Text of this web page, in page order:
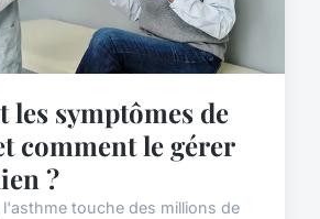
les symptômes de
comment le gérer
?
l'asthme touche des millions de